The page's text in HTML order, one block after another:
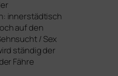
inner­städ­tisch
auf den
/ Sex
stän­dig der
Fähre